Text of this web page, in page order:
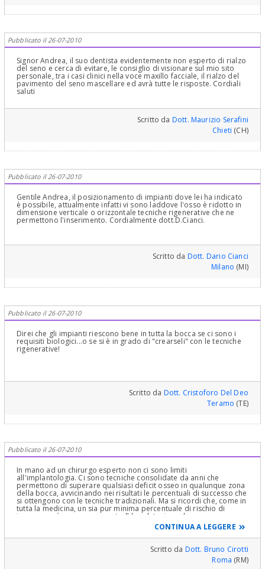
Pubblicato il 26-07-2010
Signor Andrea, il suo dentista evidentemente non esperto di rialzo
del seno e cerca di evitare, le consiglio di visionare sul mio sito
personale, tra i casi clinici nella voce maxillo facciale, il rialzo del
pavimento del seno mascellare ed avrà tutte le risposte. Cordiali
saluti
Scritto da Dott. Maurizio Serafini
Chieti (CH)
Pubblicato il 26-07-2010
Gentile Andrea, il posizionamento di impianti dove lei ha indicato
è possibile, attualmente infatti vi sono laddove l'osso è ridotto in
dimensione verticale o orizzontale tecniche rigenerative che ne
permettono l'inserimento. Cordialmente dott.D.Cianci.
Scritto da Dott. Dario Cianci
Milano (MI)
Pubblicato il 26-07-2010
Direi che gli impianti riescono bene in tutta la bocca se ci sono i
requisiti biologici...o se si è in grado di "crearseli" con le tecniche
rigenerative!
Scritto da Dott. Cristoforo Del Deo
Teramo (TE)
Pubblicato il 26-07-2010
In mano ad un chirurgo esperto non ci sono limiti
all'implantologia. Ci sono tecniche consolidate da anni che
permettono di superare qualsiasi deficit osseo in qualunque zona
della bocca, avvicinando nei risultati le percentuali di successo che
si ottengono con le tecniche tradizionali. Ma si ricordi che, come in
tutta la medicina, un sia pur minima percentuale di rischio di
insuccesso è sempre presente. E la valutazione deve essere
sempre fatta prima di cominciare, con la consapevolezza del
paziente ed il suo consenso informato. salutiCONTINUA A LEGGERE
Scritto da Dott. Bruno Cirotti
Roma (RM)